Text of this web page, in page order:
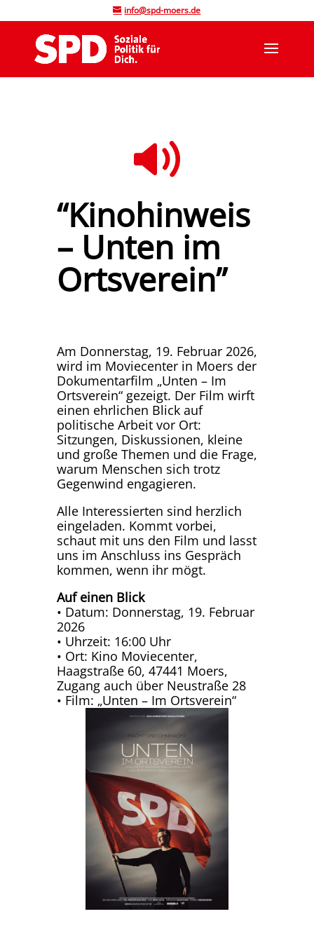
info@spd-moers.de
“Kinohinweis
– Unten im
Ortsverein”
Am Donnerstag, 19. Februar 2026,
wird im Moviecenter in Moers der
Dokumentarfilm „Unten – Im
Ortsverein“ gezeigt. Der Film wirft
einen ehrlichen Blick auf
politische Arbeit vor Ort:
Sitzungen, Diskussionen, kleine
und große Themen und die Frage,
warum Menschen sich trotz
Gegenwind engagieren.
Alle Interessierten sind herzlich
eingeladen. Kommt vorbei,
schaut mit uns den Film und lasst
uns im Anschluss ins Gespräch
kommen, wenn ihr mögt.
Auf einen Blick
• Datum: Donnerstag, 19. Februar
2026
• Uhrzeit: 16:00 Uhr
• Ort: Kino Moviecenter,
Haagstraße 60, 47441 Moers,
Zugang auch über Neustraße 28
• Film: „Unten – Im Ortsverein“